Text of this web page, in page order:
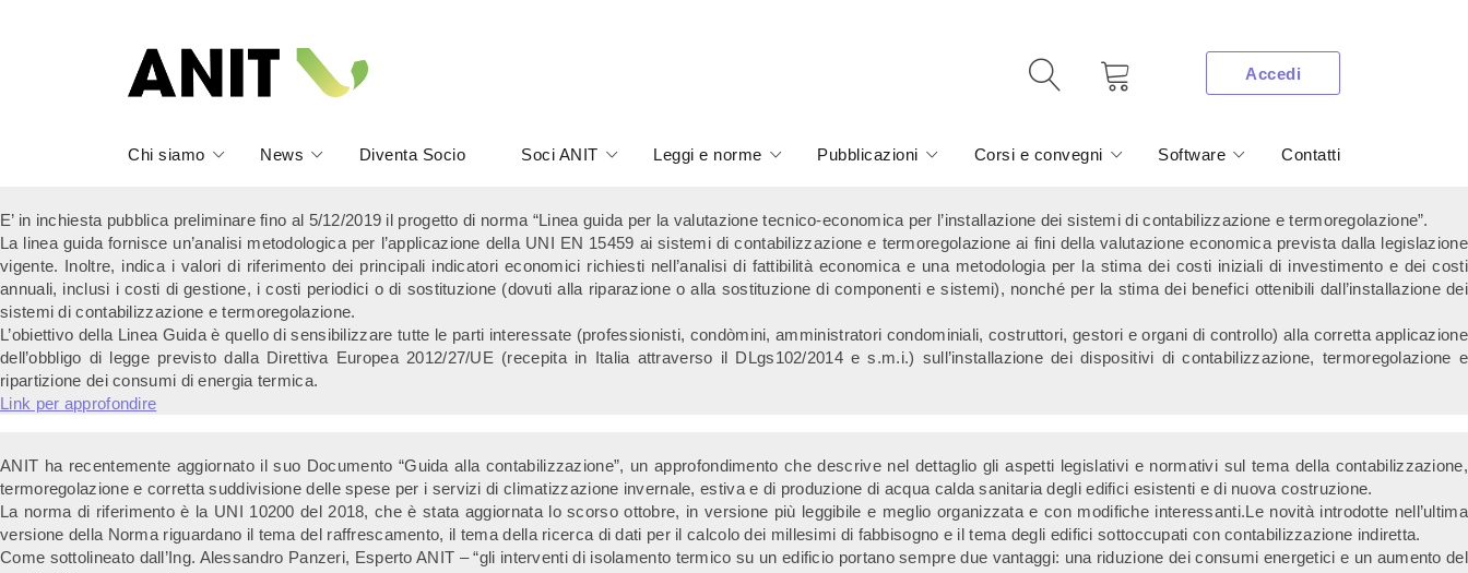
Accedi
Chi siamo News Diventa Socio Soci ANIT Leggi e norme Pubblicazioni Corsi e convegni Software Contatti
E’ in inchiesta pubblica preliminare fino al 5/12/2019 il progetto di norma “Linea guida per la valutazione tecnico-economica per l’installazione dei sistemi di contabilizzazione e termoregolazione”.
La linea guida fornisce un’analisi metodologica per l’applicazione della UNI EN 15459 ai sistemi di contabilizzazione e termoregolazione ai fini della valutazione economica prevista dalla legislazione
vigente. Inoltre, indica i valori di riferimento dei principali indicatori economici richiesti nell’analisi di fattibilità economica e una metodologia per la stima dei costi iniziali di investimento e dei costi
annuali, inclusi i costi di gestione, i costi periodici o di sostituzione (dovuti alla riparazione o alla sostituzione di componenti e sistemi), nonché per la stima dei benefici ottenibili dall’installazione dei
sistemi di contabilizzazione e termoregolazione.
L’obiettivo della Linea Guida è quello di sensibilizzare tutte le parti interessate (professionisti, condòmini, amministratori condominiali, costruttori, gestori e organi di controllo) alla corretta applicazione
dell’obbligo di legge previsto dalla Direttiva Europea 2012/27/UE (recepita in Italia attraverso il DLgs102/2014 e s.m.i.) sull’installazione dei dispositivi di contabilizzazione, termoregolazione e
ripartizione dei consumi di energia termica.
Link per approfondire
ANIT ha recentemente aggiornato il suo Documento “Guida alla contabilizzazione”, un approfondimento che descrive nel dettaglio gli aspetti legislativi e normativi sul tema della contabilizzazione,
termoregolazione e corretta suddivisione delle spese per i servizi di climatizzazione invernale, estiva e di produzione di acqua calda sanitaria degli edifici esistenti e di nuova costruzione.
La norma di riferimento è la UNI 10200 del 2018, che è stata aggiornata lo scorso ottobre, in versione più leggibile e meglio organizzata e con modifiche interessanti.Le novità introdotte nell’ultima
versione della Norma riguardano il tema del raffrescamento, il tema della ricerca di dati per il calcolo dei millesimi di fabbisogno e il tema degli edifici sottoccupati con contabilizzazione indiretta.
Come sottolineato dall’Ing. Alessandro Panzeri, Esperto ANIT – “gli interventi di isolamento termico su un edificio portano sempre due vantaggi: una riduzione dei consumi energetici e un aumento del